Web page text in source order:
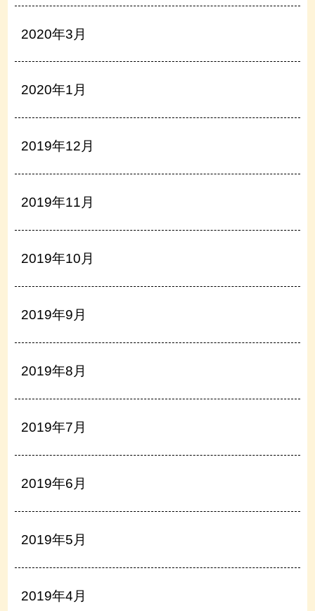
2020年3月
2020年1月
2019年12月
2019年11月
2019年10月
2019年9月
2019年8月
2019年7月
2019年6月
2019年5月
2019年4月